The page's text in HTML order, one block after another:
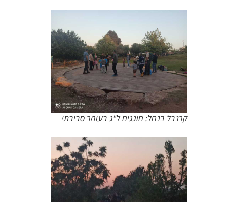
קרנבל בנחל: חוגגים ל"ג בעומר סביבתי